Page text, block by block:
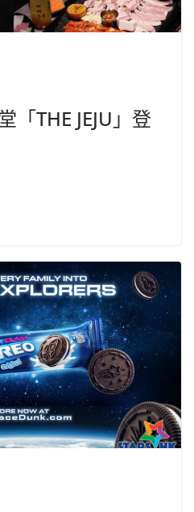
「THE JEJU」登